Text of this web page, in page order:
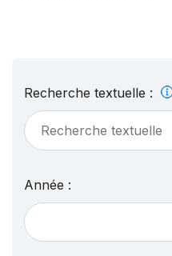
Recherche textuelle :
Année :